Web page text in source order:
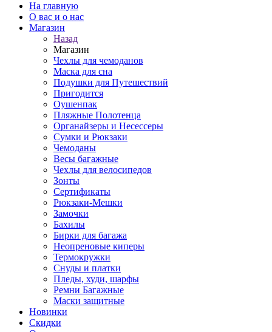
На главную
О вас и о нас
Магазин
Назад
Магазин
Чехлы для чемоданов
Маска для сна
Подушки для Путешествий
Пригодится
Оушенпак
Пляжные Полотенца
Органайзеры и Несессеры
Сумки и Рюкзаки
Чемоданы
Весы багажные
Чехлы для велосипедов
Зонты
Сертификаты
Рюкзаки-Мешки
Замочки
Бахилы
Бирки для багажа
Неопреновые киперы
Термокружки
Снуды и платки
Пледы, худи, шарфы
Ремни Багажные
Маски защитные
Новинки
Скидки